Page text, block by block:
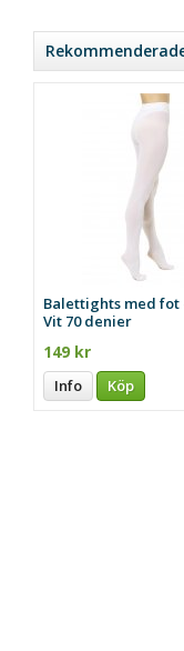
Balettights med fot
Vit 70 denier
149 kr
Info Köp